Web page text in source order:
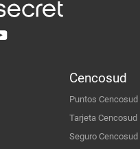
Cencosud
Puntos Cencosud
Tarjeta Cencosud
Seguro Cencosud